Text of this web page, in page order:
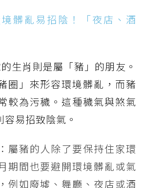
髒亂易招陰！「夜店、酒
生肖則是屬「豬」的朋友。
圈」來形容環境髒亂，而豬
較為污穢。這種穢氣與煞氣
易招致陰氣。
屬豬的人除了要保持住家環
期間也要避開環境髒亂或氣
例如廢墟、舞廳、夜店或酒